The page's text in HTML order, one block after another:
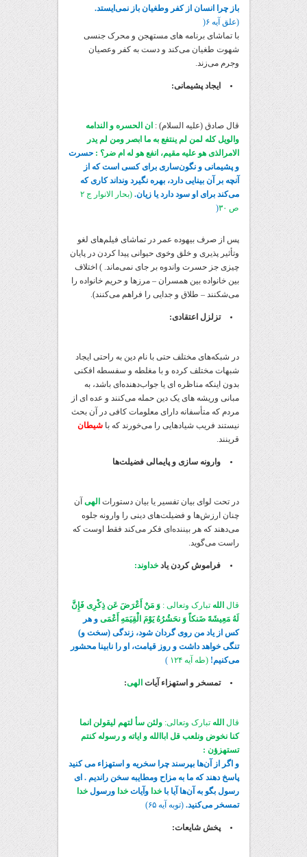
باز چرا انسان از کفر وطغیان باز نمی‌ایستد.
(علق آیه ۶(
با تماشای برنامه های مستهجن و محرک جنسی
شهوت طغیان می‌کند و دست به کفر وعصیان
وجرم می‌زند.
ایجاد پشیمانی:
قال صادق (علیه السلام) :ان الحسره و الندامه
والویل کله لمن لم ینتفع به ما ابصر ومن لم یدر
الامرالذی هو علیه مقیم، انفع هو له ام ضر؟ :حسرت
و پشیمانی و نگون‌ساری برای کسی است که از
آنچه بر آن بینایی دارد، بهره نگیرد ونداند کاری که
می‌کند برای او سود دارد یا زیان.
(بحار الانوار ج ۲
ص ۳۰
(
پس از صرف بیهوده عمر در تماشای فیلم‌های لغو
وتأثیر پذیری و خلق وخوی حیوانی پیدا کردن در پایان
چیزی جز حسرت واندوه بر جای نمی‌ماند. ) اختلاف
بین خانواده بین همسران – مرزها و حریم خانواده را
می‌شکنند – طلاق و جدایی را فراهم می‌کنند).
تزلزل اعتقادی:
در شبکه‌های مختلف حتی با نام دین به راحتی ایجاد
شبهات مختلف کرده و با مغلطه و سفسطه افکنی
بدون اینکه مناظره ای یا جواب‌دهنده‌ای باشد، به
مبانی وریشه های یک دین حمله می‌کنند و عده ای از
مردم که متأسفانه دارای معلومات کافی در آن بحث
نیستند فریب شیادهایی را می‌خورند که باشیطان
قرینند.
وارونه سازی و پایمالی فضیلت‌ها
در تحت لوای بیان تفسیر یا بیان دستوراتالهی آن
چنان ارزش‌ها و فضیلت‌های دینی را وارونه جلوه
می‌دهند که هر بیننده‌ای فکر می‌کند فقط اوست که
راست می‌گوید.
فراموش کردن یادخداوند:
قالاللهتبارک وتعالی :وَ مَنْ أَعْرَضَ عَن ذِکْرِی فَإِنَّ
لَهُ مَعِیشَهً ضَنکاً وَ نحَشُرُهُ یَوْمَ الْقِیَمَهِ أَعْمَیو هر
کس از یاد من روی گردان شود، زندگی (سخت و)
تنگی خواهد داشت و روز قیامت، او را نابینا محشور
می‌کنیم! (طه آیه ۱۲۴ )
تمسخر و استهزاء آیاتالهی:
قالالله تبارک وتعالی:ولئن سأ لتهم لیقولن انما
کنا نخوض ونلعب قل اباالله و ایاته و رسوله کنتم
تستهزؤن :
و اگر از آن‌ها بپرسند چرا سخریه و استهزاء می کنید
پاسخ دهند که ما به مزاح ومطایبه سخن راندیم . ای
رسول بگو به آن‌ها آیا باخدا وآیاتخداورسولخدا
تمسخر می‌کنید. (توبه آیه ۶۵)
پخش شایعات: